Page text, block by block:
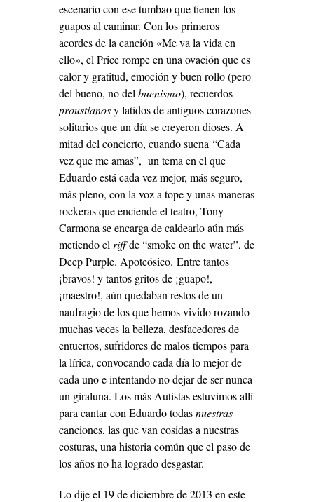
escenario con ese tumbao que tienen los
guapos al caminar. Con los primeros
acordes de la canción «Me va la vida en
ello», el Price rompe en una ovación que es
calor y gratitud, emoción y buen rollo (pero
del bueno, no del buenismo), recuerdos
proustianosy latidos de antiguos corazones
solitarios que un día se creyeron dioses. A
mitad del concierto, cuando suena “Cada
vez que me amas”, un tema en el que
Eduardo está cada vez mejor, más seguro,
más pleno, con la voz a tope y unas maneras
rockeras que enciende el teatro, Tony
Carmona se encarga de caldearlo aún más
metiendo el riffde “smoke on the water”, de
Deep Purple. Apoteósico. Entre tantos
¡bravos! y tantos gritos de ¡guapo!,
¡maestro!, aún quedaban restos de un
naufragio de los que hemos vivido rozando
muchas veces la belleza, desfacedores de
entuertos, sufridores de malos tiempos para
la lírica, convocando cada día lo mejor de
cada uno e intentando no dejar de ser nunca
un giraluna. Los más Autistas estuvimos allí
para cantar con Eduardo todasnuestras
canciones, las que van cosidas a nuestras
costuras, una historia común que el paso de
los años no ha logrado desgastar.
Lo dije el 19 de diciembre de 2013 en este